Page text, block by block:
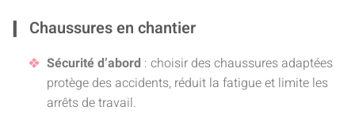
Chaussures en chantier
Sécurité d’abord : choisir des chaussures adaptées
protège des accidents, réduit la fatigue et limite les
arrêts de travail.